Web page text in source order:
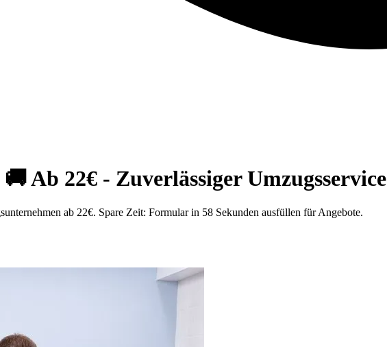
Ab 22€ - Zuverlässiger Umzugsservice
ab 22€. Spare Zeit: Formular in 58 Sekunden ausfüllen für Angebote.